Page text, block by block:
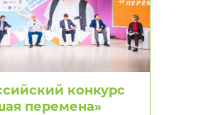
конкурс
перемена»